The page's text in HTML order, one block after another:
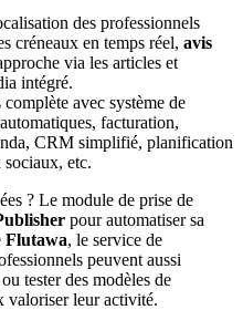
des professionnels
créneaux en temps réel, avis
via les articles et
intégré.
avec système de
facturation,
CRM simplifié, planification
sociaux, etc.
? Le module de prise de
pour automatiser sa
Flutawa, le service de
peuvent aussi
tester des modèles de
valoriser leur activité.